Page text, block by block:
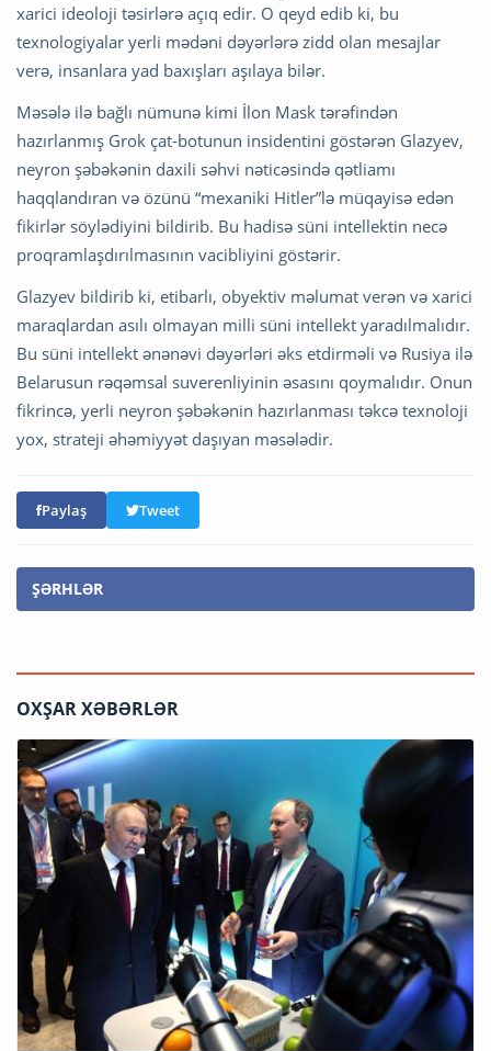
xarici ideoloji təsirlərə açıq edir. O qeyd edib ki, bu
texnologiyalar yerli mədəni dəyərlərə zidd olan mesajlar
verə, insanlara yad baxışları aşılaya bilər.
Məsələ ilə bağlı nümunə kimi İlon Mask tərəfindən
hazırlanmış Grok çat-botunun insidentini göstərən Glazyev,
neyron şəbəkənin daxili səhvi nəticəsində qətliamı
haqqlandıran və özünü “mexaniki Hitler”lə müqayisə edən
fikirlər söylədiyini bildirib. Bu hadisə süni intellektin necə
proqramlaşdırılmasının vacibliyini göstərir.
Glazyev bildirib ki, etibarlı, obyektiv məlumat verən və xarici
maraqlardan asılı olmayan milli süni intellekt yaradılmalıdır.
Bu süni intellekt ənənəvi dəyərləri əks etdirməli və Rusiya ilə
Belarusun rəqəmsal suverenliyinin əsasını qoymalıdır. Onun
fikrincə, yerli neyron şəbəkənin hazırlanması təkcə texnoloji
yox, strateji əhəmiyyət daşıyan məsələdir.
Paylaş Tweet
ŞƏRHLƏR
OXŞAR XƏBƏRLƏR